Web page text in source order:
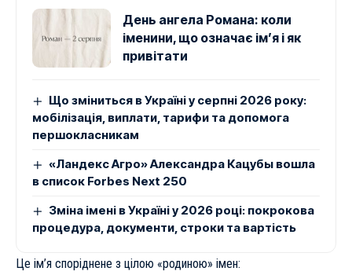
День ангела Романа: коли
іменини, що означає ім’я і як
привітати
Що зміниться в Україні у серпні 2026 року:
мобілізація, виплати, тарифи та допомога
першокласникам
«Ландекс Агро» Александра Кацубы вошла
в список Forbes Next 250
Зміна імені в Україні у 2026 році: покрокова
процедура, документи, строки та вартість
Це ім’я споріднене з цілою «родиною» імен: